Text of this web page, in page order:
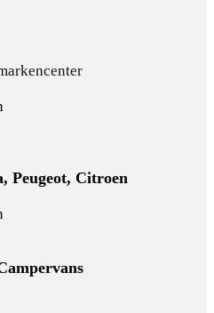
Peugeot, Citroen